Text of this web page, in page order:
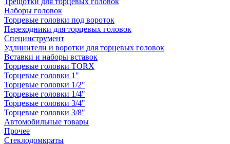
Наборы головок
Торцевые головки под вороток
Переходники для торцевых головок
Специнструмент
Удлинители и воротки для торцевых головок
Вставки и наборы вставок
Торцевые головки TORX
Торцевые головки 1"
Торцевые головки 1/2"
Торцевые головки 1/4"
Торцевые головки 3/4"
Торцевые головки 3/8"
Автомобильные товары
Прочее
Стеклодомкраты